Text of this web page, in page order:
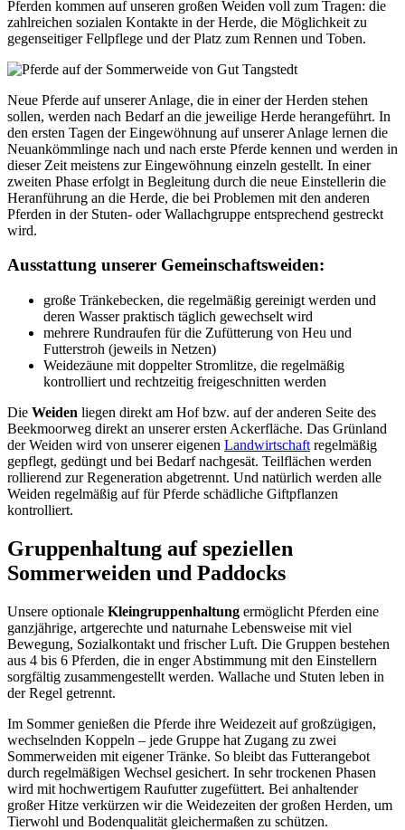
Pferden kommen auf unseren großen Weiden voll zum Tragen: die
zahlreichen sozialen Kontakte in der Herde, die Möglichkeit zu
gegenseitiger Fellpflege und der Platz zum Rennen und Toben.
Neue Pferde auf unserer Anlage, die in einer der Herden stehen
sollen, werden nach Bedarf an die jeweilige Herde herangeführt. In
den ersten Tagen der Eingewöhnung auf unserer Anlage lernen die
Neuankömmlinge nach und nach erste Pferde kennen und werden in
dieser Zeit meistens zur Eingewöhnung einzeln gestellt. In einer
zweiten Phase erfolgt in Begleitung durch die neue Einstellerin die
Heranführung an die Herde, die bei Problemen mit den anderen
Pferden in der Stuten- oder Wallachgruppe entsprechend gestreckt
wird.
Ausstattung unserer Gemeinschaftsweiden:
große Tränkebecken, die regelmäßig gereinigt werden und
deren Wasser praktisch täglich gewechselt wird
mehrere Rundraufen für die Zufütterung von Heu und
Futterstroh (jeweils in Netzen)
Weidezäune mit doppelter Stromlitze, die regelmäßig
kontrolliert und rechtzeitig freigeschnitten werden
Die Weiden liegen direkt am Hof bzw. auf der anderen Seite des
Beekmoorweg direkt an unserer ersten Ackerfläche. Das Grünland
der Weiden wird von unserer eigenen Landwirtschaft regelmäßig
gepflegt, gedüngt und bei Bedarf nachgesät. Teilflächen werden
rollierend zur Regeneration abgetrennt. Und natürlich werden alle
Weiden regelmäßig auf für Pferde schädliche Giftpflanzen
kontrolliert.
Gruppenhaltung auf speziellen
Sommerweiden und Paddocks
Unsere optionale Kleingruppenhaltung ermöglicht Pferden eine
ganzjährige, artgerechte und naturnahe Lebensweise mit viel
Bewegung, Sozialkontakt und frischer Luft. Die Gruppen bestehen
aus 4 bis 6 Pferden, die in enger Abstimmung mit den Einstellern
sorgfältig zusammengestellt werden. Wallache und Stuten leben in
der Regel getrennt.
Im Sommer genießen die Pferde ihre Weidezeit auf großzügigen,
wechselnden Koppeln – jede Gruppe hat Zugang zu zwei
Sommerweiden mit eigener Tränke. So bleibt das Futterangebot
durch regelmäßigen Wechsel gesichert. In sehr trockenen Phasen
wird mit hochwertigem Raufutter zugefüttert. Bei anhaltender
großer Hitze verkürzen wir die Weidezeiten der großen Herden, um
Tierwohl und Bodenqualität gleichermaßen zu schützen.